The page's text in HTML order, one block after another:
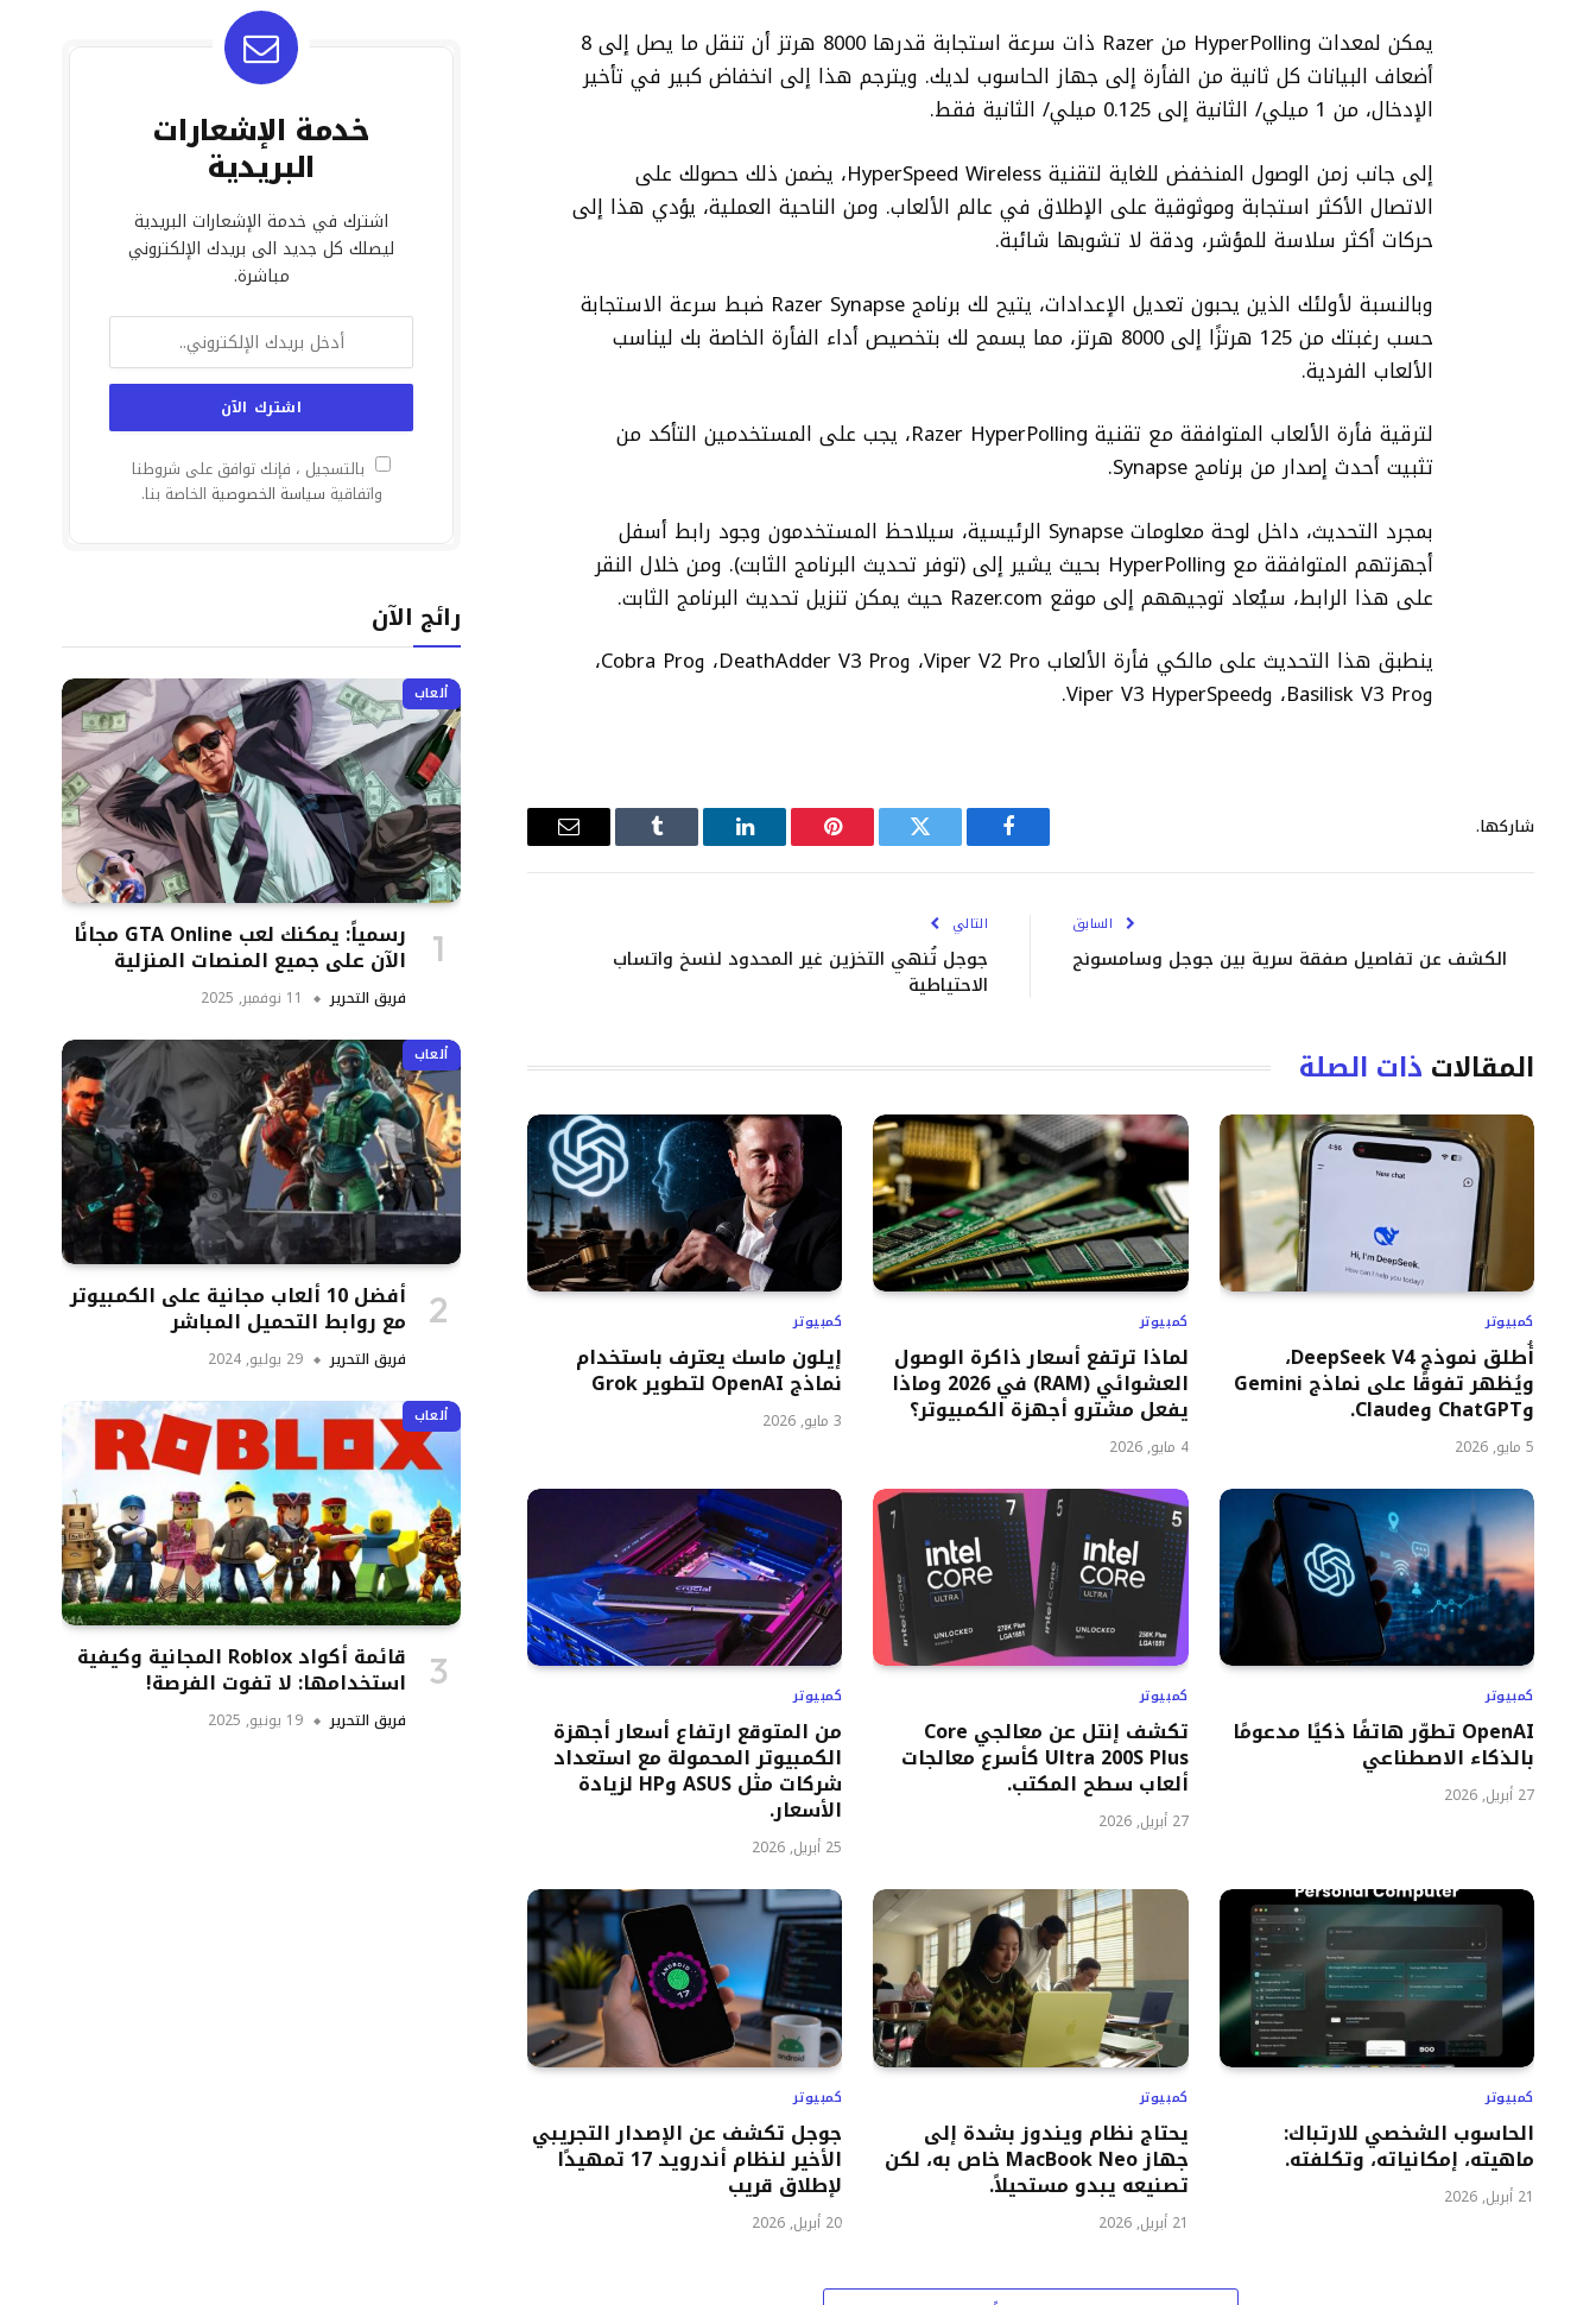
يمكن لمعدات HyperPolling من Razer ذات سرعة استجابة قدرها 8000 هرتز أن تنقل ما يصل إلى 8
أضعاف البيانات كل ثانية من الفأرة إلى جهاز الحاسوب لديك. ويترجم هذا إلى انخفاض كبير في تأخير
الإدخال، من 1 ميلي/ الثانية إلى 0.125 ميلي/ الثانية فقط.
إلى جانب زمن الوصول المنخفض للغاية لتقنية HyperSpeed Wireless، يضمن ذلك حصولك على
الاتصال الأكثر استجابة وموثوقية على الإطلاق في عالم الألعاب. ومن الناحية العملية، يؤدي هذا إلى
حركات أكثر سلاسة للمؤشر، ودقة لا تشوبها شائبة.
وبالنسبة لأولئك الذين يحبون تعديل الإعدادات، يتيح لك برنامج Razer Synapse ضبط سرعة الاستجابة
حسب رغبتك من 125 هرتزًا إلى 8000 هرتز، مما يسمح لك بتخصيص أداء الفأرة الخاصة بك ليناسب
الألعاب الفردية.
لترقية فأرة الألعاب المتوافقة مع تقنية Razer HyperPolling، يجب على المستخدمين التأكد من
تثبيت أحدث إصدار من برنامج Synapse.
بمجرد التحديث، داخل لوحة معلومات Synapse الرئيسية، سيلاحظ المستخدمون وجود رابط أسفل
أجهزتهم المتوافقة مع HyperPolling بحيث يشير إلى (توفر تحديث البرنامج الثابت). ومن خلال النقر
على هذا الرابط، سيُعاد توجيههم إلى موقع Razer.com حيث يمكن تنزيل تحديث البرنامج الثابت.
ينطبق هذا التحديث على مالكي فأرة الألعاب Viper V2 Pro، وDeathAdder V3 Pro، وCobra Pro،
وBasilisk V3 Pro، وViper V3 HyperSpeed.
شاركها. فيسبوك تويتر بينتيريستلينكدإن Tumblr البريد
السابق
الكشف عن تفاصيل صفقة سرية بين جوجل وسامسونج
التالي
جوجل تُنهي التخزين غير المحدود لنسخ واتساب
الاحتياطية
المقالات ذات الصلة
كمبيوتر
أُطلق نموذج DeepSeek V4،
ويُظهر تفوقًا على نماذج Gemini
وChatGPT وClaude.
5 مايو, 2026
كمبيوتر
لماذا ترتفع أسعار ذاكرة الوصول
العشوائي (RAM) في 2026 وماذا
يفعل مشترو أجهزة الكمبيوتر؟
4 مايو, 2026
كمبيوتر
إيلون ماسك يعترف باستخدام
نماذج OpenAI لتطوير Grok
3 مايو, 2026
كمبيوتر
OpenAI تطوّر هاتفًا ذكيًا مدعومًا
بالذكاء الاصطناعي
27 أبريل, 2026
كمبيوتر
تكشف إنتل عن معالجي Core
Ultra 200S Plus كأسرع معالجات
ألعاب سطح المكتب.
27 أبريل, 2026
كمبيوتر
من المتوقع ارتفاع أسعار أجهزة
الكمبيوتر المحمولة مع استعداد
شركات مثل ASUS وHP لزيادة
الأسعار.
25 أبريل, 2026
كمبيوتر
الحاسوب الشخصي للارتباك:
ماهيته، إمكانياته، وتكلفته.
21 أبريل, 2026
كمبيوتر
يحتاج نظام ويندوز بشدة إلى
جهاز MacBook Neo خاص به، لكن
تصنيعه يبدو مستحيلاً.
21 أبريل, 2026
كمبيوتر
جوجل تكشف عن الإصدار التجريبي
الأخير لنظام أندرويد 17 تمهيدًا
لإطلاق قريب
20 أبريل, 2026
خدمة الإشعارات
البريدية
اشترك في خدمة الإشعارات البريدية
ليصلك كل جديد الى بريدك الإلكتروني
مباشرة.
بالتسجيل ، فإنك توافق على شروطنا
واتفاقية سياسة الخصوصية الخاصة بنا.
رائج الآن
ألعاب
رسمياً: يمكنك لعب GTA Online مجانًا
الآن على جميع المنصات المنزلية
فريق التحرير 11 نوفمبر, 2025
ألعاب
أفضل 10 ألعاب مجانية على الكمبيوتر
مع روابط التحميل المباشر
فريق التحرير 29 يوليو, 2024
ألعاب
قائمة أكواد Roblox المجانية وكيفية
استخدامها: لا تفوت الفرصة!
فريق التحرير 19 يونيو, 2025